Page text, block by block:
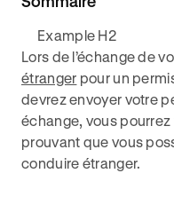
Example H2
Lors de l’échange de
étranger pour un
devrez envoyer votre
échange, vous
prouvant que vous
conduire étranger.